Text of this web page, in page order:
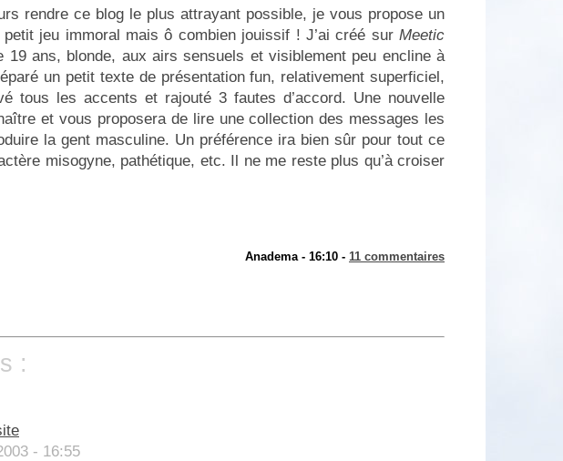
rendre ce blog le plus attrayant possible, je vous propose un
petit jeu immoral mais ô combien jouissif ! J’ai créé sur Meetic
19 ans, blonde, aux airs sensuels et visiblement peu encline à
un petit texte de présentation fun, relativement superficiel,
tous les accents et rajouté 3 fautes d’accord. Une nouvelle
et vous proposera de lire une collection des messages les
la gent masculine. Un préférence ira bien sûr pour tout ce
misogyne, pathétique, etc. Il ne me reste plus qu’à croiser
Anadema - 16:10 - 11 commentaires
:
- 16:55